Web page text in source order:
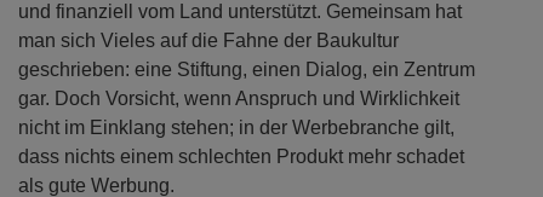
und finanziell vom Land unterstützt. Gemeinsam hat
man sich Vieles auf die Fahne der Baukultur
geschrieben: eine Stiftung, einen Dialog, ein Zentrum
gar. Doch Vorsicht, wenn Anspruch und Wirklichkeit
nicht im Einklang stehen; in der Werbebranche gilt,
dass nichts einem schlechten Produkt mehr schadet
als gute Werbung.